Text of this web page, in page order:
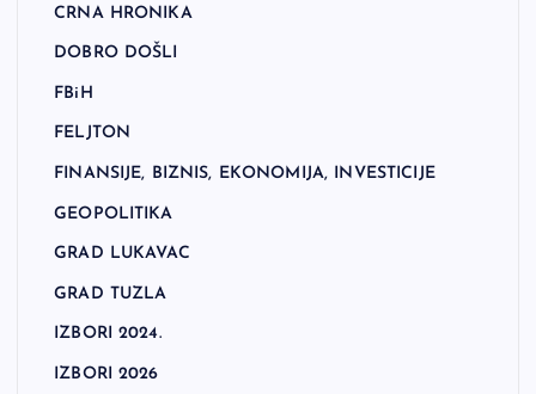
CRNA HRONIKA
DOBRO DOŠLI
FBiH
FELJTON
FINANSIJE, BIZNIS, EKONOMIJA, INVESTICIJE
GEOPOLITIKA
GRAD LUKAVAC
GRAD TUZLA
IZBORI 2024.
IZBORI 2026